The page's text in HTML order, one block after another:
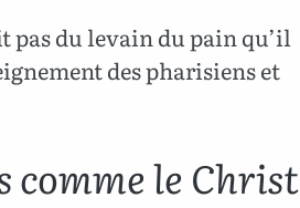
pas du levain du pain qu’il
des pharisiens et
comme le Christ